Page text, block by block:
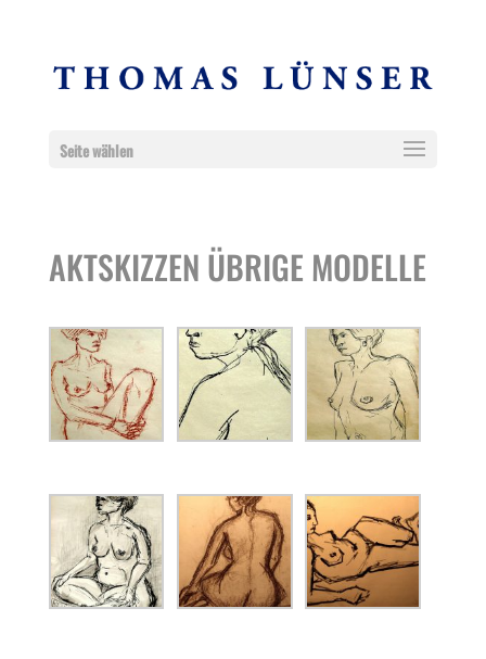
Seite wählen
AKTSKIZZEN ÜBRIGE MODELLE